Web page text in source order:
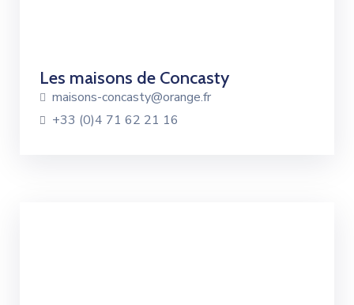
Les maisons de Concasty
maisons-concasty@orange.fr
+33 (0)4 71 62 21 16